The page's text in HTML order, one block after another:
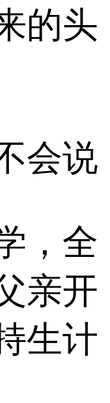
的头
会说
，全
亲开
生计